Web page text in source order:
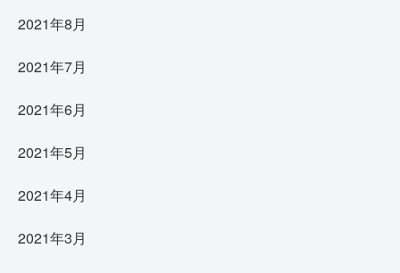
2021年8月
2021年7月
2021年6月
2021年5月
2021年4月
2021年3月